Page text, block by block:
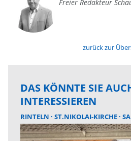
Freier Redakteur
zurück zur
DAS KÖNNTE SIE
INTERESSIEREN
RINTELN ST.NIKOLAI-KIRCHE